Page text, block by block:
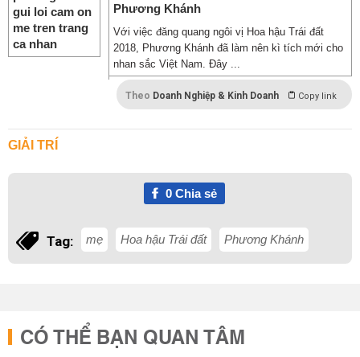
Phương Khánh
Với việc đăng quang ngôi vị Hoa hậu Trái đất
2018, Phương Khánh đã làm nên kì tích mới cho
nhan sắc Việt Nam. Đây ...
Theo Doanh Nghiệp & Kinh Doanh Copy link
GIẢI TRÍ
0Chia sẻ
Tag: mẹ Hoa hậu Trái đất Phương Khánh
CÓ THỂ BẠN QUAN TÂM